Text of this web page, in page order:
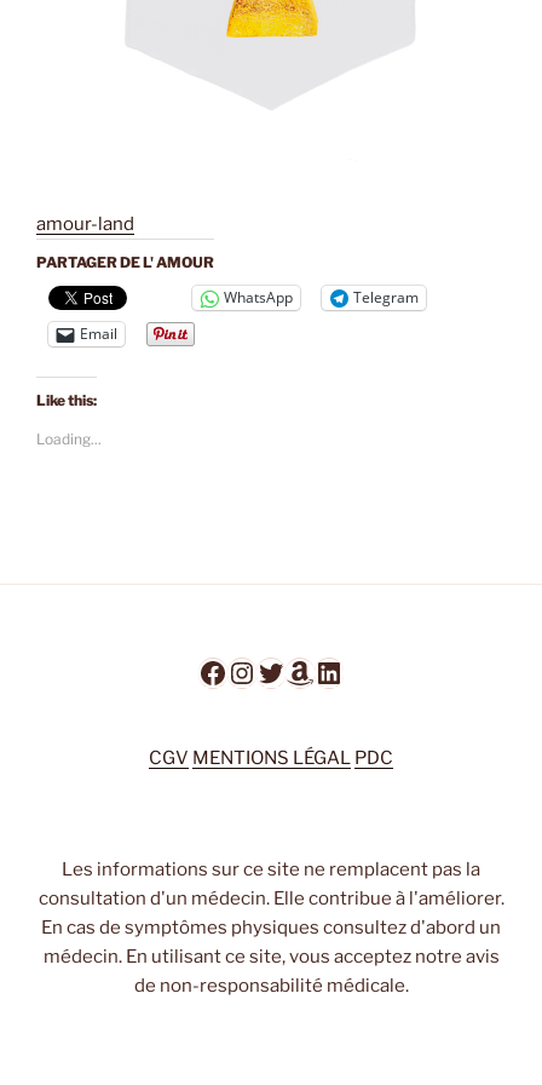
amour-land
PARTAGER DE L' AMOUR
WhatsApp
Telegram
Email
Like this:
Loading...
Facebook
Instagram
Twitter
Amazon
LinkedIn
CGV MENTIONS LÉGAL PDC
Les informations sur ce site ne remplacent pas la
consultation d'un médecin. Elle contribue à l'améliorer.
En cas de symptômes physiques consultez d'abord un
médecin. En utilisant ce site, vous acceptez notre avis
de non-responsabilité médicale.